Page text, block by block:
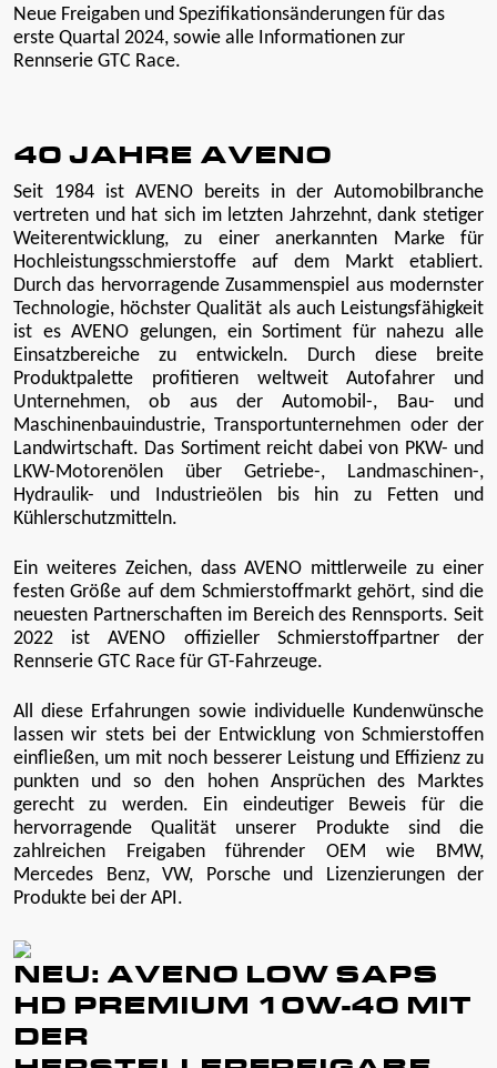
Neue Freigaben und Spezifikationsänderungen für das
erste Quartal 2024, sowie alle Informationen zur
Rennserie GTC Race.
40 JAHRE AVENO
Seit 1984 ist AVENO bereits in der Automobilbranche
vertreten und hat sich im letzten Jahrzehnt, dank stetiger
Weiterentwicklung, zu einer anerkannten Marke für
Hochleistungsschmierstoffe auf dem Markt etabliert.
Durch das hervorragende Zusammenspiel aus modernster
Technologie, höchster Qualität als auch Leistungsfähigkeit
ist es AVENO gelungen, ein Sortiment für nahezu alle
Einsatzbereiche zu entwickeln. Durch diese breite
Produktpalette profitieren weltweit Autofahrer und
Unternehmen, ob aus der Automobil-, Bau- und
Maschinenbauindustrie, Transportunternehmen oder der
Landwirtschaft. Das Sortiment reicht dabei von PKW- und
LKW-Motorenölen über Getriebe-, Landmaschinen-,
Hydraulik- und Industrieölen bis hin zu Fetten und
Kühlerschutzmitteln.
Ein weiteres Zeichen, dass AVENO mittlerweile zu einer
festen Größe auf dem Schmierstoffmarkt gehört, sind die
neuesten Partnerschaften im Bereich des Rennsports. Seit
2022 ist AVENO offizieller Schmierstoffpartner der
Rennserie GTC Race für GT-Fahrzeuge.
All diese Erfahrungen sowie individuelle Kundenwünsche
lassen wir stets bei der Entwicklung von Schmierstoffen
einfließen, um mit noch besserer Leistung und Effizienz zu
punkten und so den hohen Ansprüchen des Marktes
gerecht zu werden. Ein eindeutiger Beweis für die
hervorragende Qualität unserer Produkte sind die
zahlreichen Freigaben führender OEM wie BMW,
Mercedes Benz, VW, Porsche und Lizenzierungen der
Produkte bei der API.
NEU: AVENO LOW SAPS
HD PREMIUM 10W-40 MIT
DER